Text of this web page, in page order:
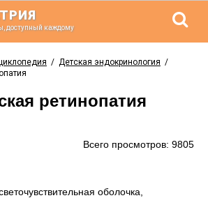
доступный каждому
/ Детская эндокринология /
ретинопатия
Всего просмотров: 9805
оболочка,